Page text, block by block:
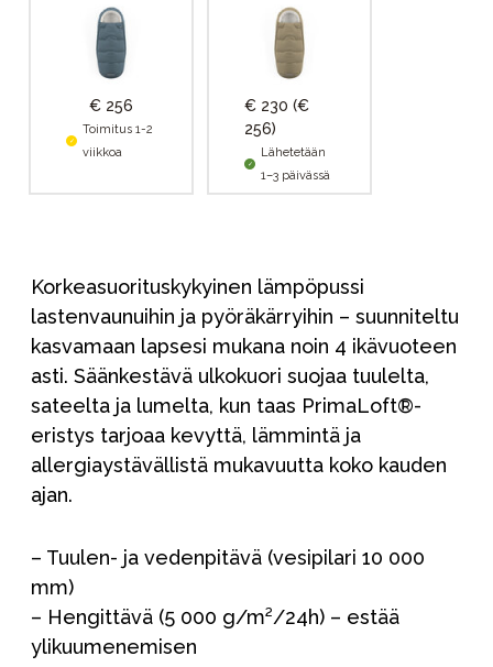
€ 256
Toimitus 1-2
viikkoa
€ 230 (€
256)
Lähetetään
1–3 päivässä
Korkeasuorituskykyinen lämpöpussi
lastenvaunuihin ja pyöräkärryihin – suunniteltu
kasvamaan lapsesi mukana noin 4 ikävuoteen
asti. Säänkestävä ulkokuori suojaa tuulelta,
sateelta ja lumelta, kun taas PrimaLoft®-
eristys tarjoaa kevyttä, lämmintä ja
allergiaystävällistä mukavuutta koko kauden
ajan.
– Tuulen- ja vedenpitävä (vesipilari 10 000
mm)
– Hengittävä (5 000 g/m²/24h) – estää
ylikuumenemisen